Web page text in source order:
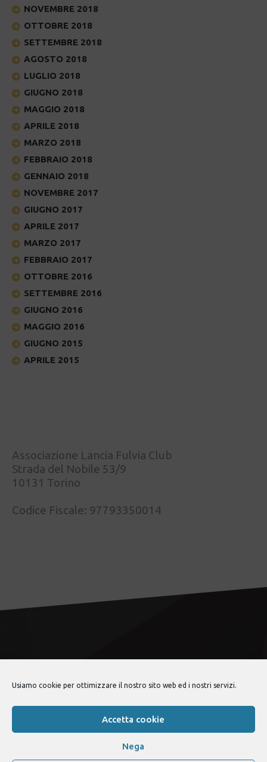
Usiamo cookie per ottimizzare il nostro sito web ed i nostri servizi.
Accetta cookie
Nega
NOVEMBRE 2018
OTTOBRE 2018
SETTEMBRE 2018
AGOSTO 2018
LUGLIO 2018
GIUGNO 2018
MAGGIO 2018
APRILE 2018
MARZO 2018
FEBBRAIO 2018
GENNAIO 2018
NOVEMBRE 2017
GIUGNO 2017
APRILE 2017
MARZO 2017
FEBBRAIO 2017
OTTOBRE 2016
SETTEMBRE 2016
GIUGNO 2016
MAGGIO 2016
GIUGNO 2015
APRILE 2015
Associazione Lancia Fulvia Club
Strada del Nobile 53/9
10131 Torino
Codice Fiscale: 97793350014